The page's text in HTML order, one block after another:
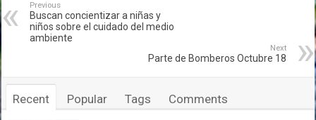
Previous
Buscan concientizar a niñas y
niños sobre el cuidado del medio
ambiente
Next
Parte de Bomberos Octubre 18
Recent Popular Tags Comments